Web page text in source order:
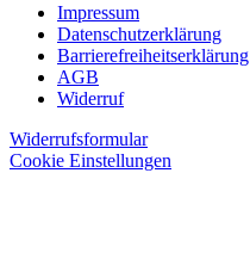
Impressum
Datenschutzerklärung
Barrierefreiheitserklärung
AGB
Widerruf
Widerrufsformular
Cookie Einstellungen